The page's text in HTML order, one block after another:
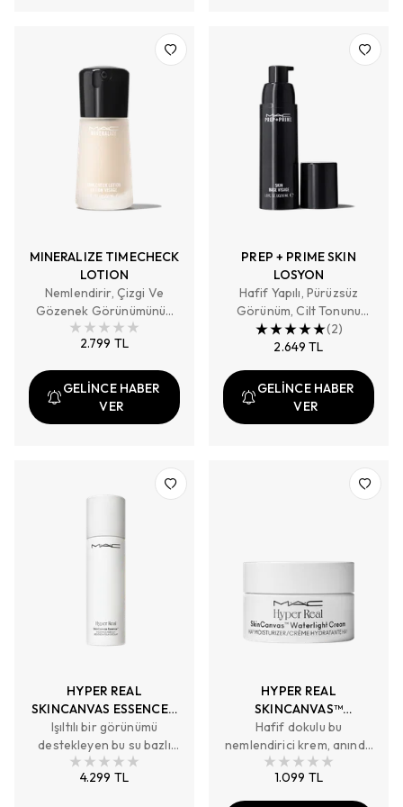
MINERALIZE TIMECHECK
LOTION
Nemlendirir, Çizgi Ve
Gözenek Görünümünün
Azalmasına Yardımcı Olur
2.799 TL
GELİNCE HABER
VER
PREP + PRIME SKIN
LOSYON
Hafif Yapılı, Pürüzsüz
Görünüm, Cilt Tonunu
Eşitler
(2)
2.649 TL
GELİNCE HABER
VER
HYPER REAL
SKINCANVAS ESSENCE™
RADIANCE REBOOT 150
ML
Işıltılı bir görünümü
destekleyen bu su bazlı
losyon, cilde 24 saate
kadar nem kazandırmaya
4.299 TL
HYPER REAL
SKINCANVAS™
WATERLIGHT CREAM
HA3 MOISTURIZER - 15
ML
Hafif dokulu bu
nemlendirici krem, anında
ve zamanla ışıltılı cilt
görünümünü desteklerken
cilt bariyerinin
1.099 TL